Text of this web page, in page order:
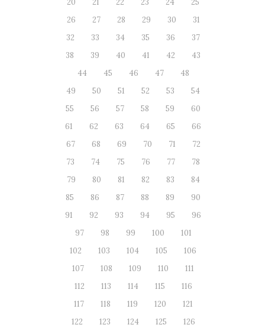
26
27 28 29 30
31
32
33 34 35 36
37
38
39 40 41 42
43
44
45 46 47
48
49
50 51 52 53
54
55
56 57 58 59
60
61
62 63 64 65
66
67
68 69 70 71
72
73
74 75 76 77
78
79
80 81 82 83
84
85
86 87 88 89
90
91
92 93 94 95
96
97
98 99 100
101
102
103 104 105
106
107
108 109 110
111
112
113 114 115
116
117
118 119 120
121
122
123 124 125
126